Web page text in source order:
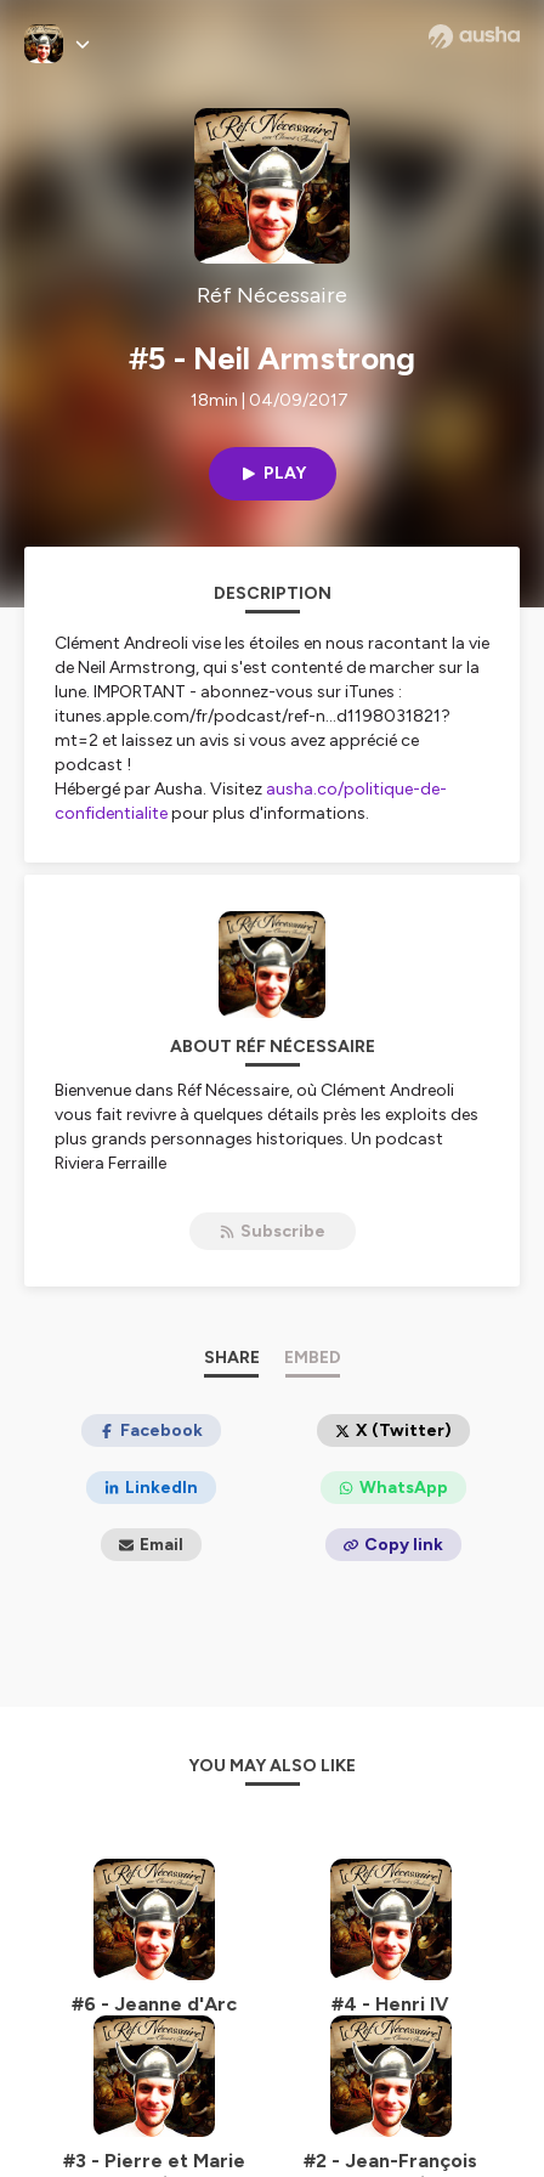
Réf Nécessaire
#5 - Neil Armstrong
18min | 04/09/2017
PLAY
DESCRIPTION
Clément Andreoli vise les étoiles en nous racontant la vie
de Neil Armstrong, qui s'est contenté de marcher sur la
lune. IMPORTANT - abonnez-vous sur iTunes :
itunes.apple.com/fr/podcast/ref-n…d1198031821?
mt=2 et laissez un avis si vous avez apprécié ce
podcast !
Hébergé par Ausha. Visitez ausha.co/politique-de-
confidentialitepour plus d'informations.
ABOUT RÉF NÉCESSAIRE
Bienvenue dans Réf Nécessaire, où Clément Andreoli
vous fait revivre à quelques détails près les exploits des
plus grands personnages historiques. Un podcast
Riviera Ferraille
Subscribe
SHARE EMBED
Facebook X (Twitter)
LinkedIn WhatsApp
Email Copy link
YOU MAY ALSO LIKE
#6 - Jeanne d'Arc #4 - Henri IV
#3 - Pierre et Marie
#2 - Jean-François